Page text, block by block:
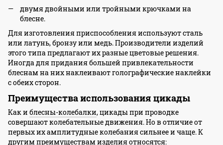
двумя двойными или тройными крючками на
блесне.
Для изготовления приспособления используют сталь
или латунь, бронзу или медь. Производители изделий
этого типа предлагают их разные цветовые решения.
Иногда для придания большей привлекательности
блеснам на них наклеивают голографические наклейки
с обеих сторон.
Преимущества использования цикады
Как и блесны-колебалки, цикады при проводке
совершают колебательные движения. Но в отличие от
первых их амплитудные колебания сильнее и чаще. К
другим преимуществам изделия относятся: